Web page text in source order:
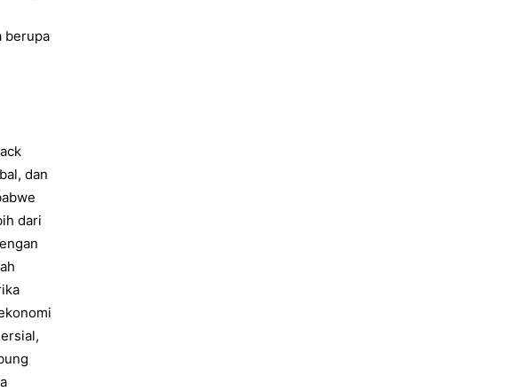
berupa
dan
dari